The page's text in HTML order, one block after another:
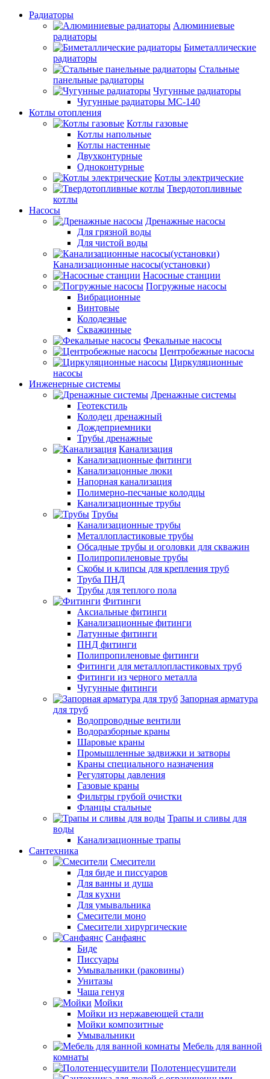
Радиаторы
Алюминиевые
радиаторы
Биметаллические
радиаторы
Стальные
панельные радиаторы
Чугунные радиаторы
Чугунные радиаторы МС-140
Котлы отопления
Котлы газовые
Котлы напольные
Котлы настенные
Двухконтурные
Одноконтурные
Котлы электрические
Твердотопливные
котлы
Насосы
Дренажные насосы
Для грязной воды
Для чистой воды
Канализационные насосы(установки)
Насосные станции
Погружные насосы
Вибрационные
Винтовые
Колодезные
Скважинные
Фекальные насосы
Центробежные насосы
Циркуляционные
насосы
Инженерные системы
Дренажные системы
Геотекстиль
Колодец дренажный
Дождеприемники
Трубы дренажные
Канализация
Канализационные фитинги
Канализацонные люки
Напорная канализация
Полимерно-песчаные колодцы
Канализационные трубы
Трубы
Канализационные трубы
Металлопластиковые трубы
Обсадные трубы и оголовки для скважин
Полипропиленовые трубы
Скобы и клипсы для крепления труб
Труба ПНД
Трубы для теплого пола
Фитинги
Аксиальные фитинги
Канализационные фитинги
Латунные фитинги
ПНД фитинги
Полипропиленовые фитинги
Фитинги для металлопластиковых труб
Фитинги из черного металла
Чугунные фитинги
Запорная арматура
для труб
Водопроводные вентили
Водоразборные краны
Шаровые краны
Промышленные задвижки и затворы
Краны специального назначения
Регуляторы давления
Газовые краны
Фильтры грубой очистки
Фланцы стальные
Трапы и сливы для
воды
Канализационные трапы
Сантехника
Смесители
Для биде и писсуаров
Для ванны и душа
Для кухни
Для умывальника
Смесители моно
Смесители хирургические
Санфаянс
Биде
Писсуары
Умывальники (раковины)
Унитазы
Чаша генуя
Мойки
Мойки из нержавеющей стали
Мойки композитные
Умывальники
Мебель для ванной
комнаты
Полотенцесушители